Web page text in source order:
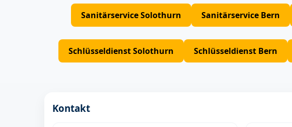
Sanitärservice Solothurn Sanitärservice Bern
Schlüsseldienst Solothurn Schlüsseldienst Bern
Kontakt